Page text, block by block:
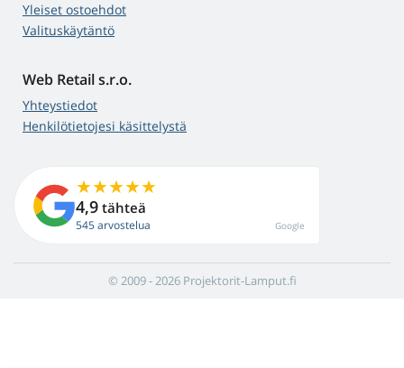
Yleiset ostoehdot
Valituskäytäntö
Web Retail s.r.o.
Yhteystiedot
Henkilötietojesi käsittelystä
4,9 tähteä
545 arvostelua Google
© 2009 - 2026 Projektorit-Lamput.fi